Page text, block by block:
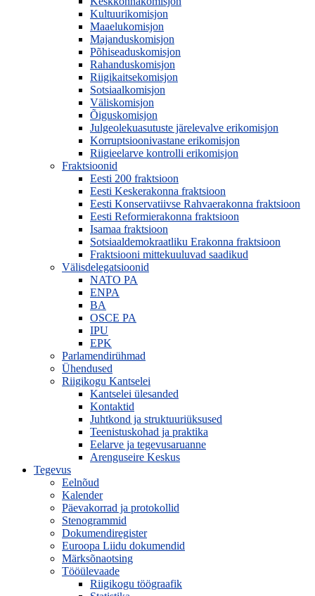
Kultuurikomisjon
Maaelukomisjon
Majanduskomisjon
Põhiseaduskomisjon
Rahanduskomisjon
Riigikaitsekomisjon
Sotsiaalkomisjon
Väliskomisjon
Õiguskomisjon
Julgeolekuasutuste järelevalve erikomisjon
Korruptsioonivastane erikomisjon
Riigieelarve kontrolli erikomisjon
Fraktsioonid
Eesti 200 fraktsioon
Eesti Keskerakonna fraktsioon
Eesti Konservatiivse Rahvaerakonna fraktsioon
Eesti Reformierakonna fraktsioon
Isamaa fraktsioon
Sotsiaaldemokraatliku Erakonna fraktsioon
Fraktsiooni mittekuuluvad saadikud
Välisdelegatsioonid
NATO PA
ENPA
BA
OSCE PA
IPU
EPK
Parlamendirühmad
Ühendused
Riigikogu Kantselei
Kantselei ülesanded
Kontaktid
Juhtkond ja struktuuriüksused
Teenistuskohad ja praktika
Eelarve ja tegevusaruanne
Arenguseire Keskus
Tegevus
Eelnõud
Kalender
Päevakorrad ja protokollid
Stenogrammid
Dokumendiregister
Euroopa Liidu dokumendid
Märksõnaotsing
Tööülevaade
Riigikogu töögraafik